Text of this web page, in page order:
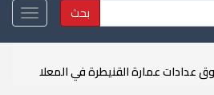
بحث
عدادات عمارة القنيطرة في المعلا